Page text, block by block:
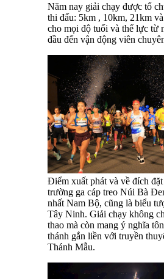
Năm nay giải chạy được tổ
thi đấu: 5km , 10km, 21km
cho mọi độ tuổi và thể lực từ
đầu đến vận động viên
Điểm xuất phát và về đích
trường ga cáp treo Núi Bà
nhất Nam Bộ, cũng là biểu
Tây Ninh. Giải chạy không
thao mà còn mang ý nghĩa
thánh gắn liền với truyền
Thánh Mẫu.